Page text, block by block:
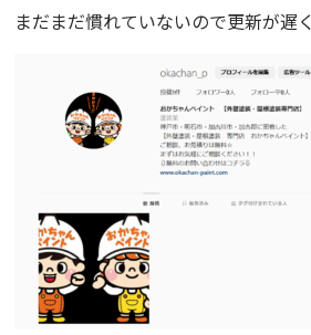
まだまだ慣れていないので更新が遅